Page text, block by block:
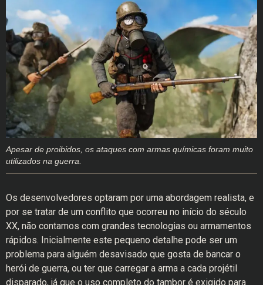
Apesar de proibidos, os ataques com armas químicas foram muito
utilizados na guerra.
Os desenvolvedores optaram por uma abordagem realista, e
por se tratar de um conflito que ocorreu no início do século
XX, não contamos com grandes tecnologias ou armamentos
rápidos. Inicialmente este pequeno detalhe pode ser um
problema para alguém desavisado que gosta de bancar o
herói de guerra, ou ter que carregar a arma a cada projétil
disparado, já que o uso completo do tambor é exigido para